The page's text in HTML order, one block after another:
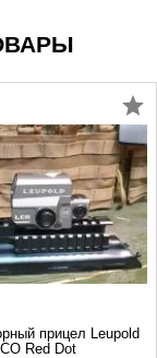
прицел Leupold
Red Dot